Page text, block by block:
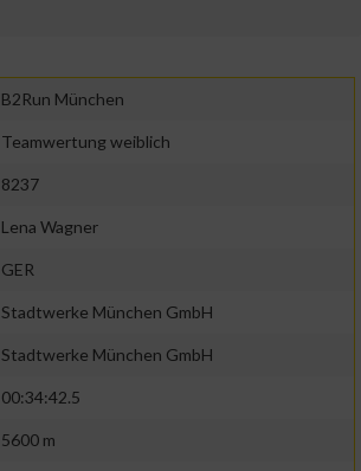
B2Run München
Teamwertung weiblich
8237
Lena Wagner
GER
Stadtwerke München GmbH
Stadtwerke München GmbH
00:34:42.5
5600 m